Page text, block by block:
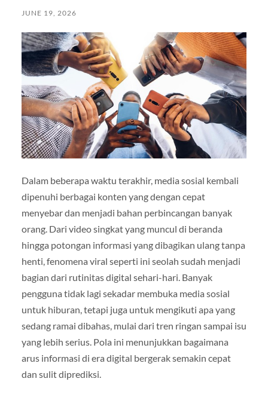
JUNE 19, 2026
Dalam beberapa waktu terakhir, media sosial kembali
dipenuhi berbagai konten yang dengan cepat
menyebar dan menjadi bahan perbincangan banyak
orang. Dari video singkat yang muncul di beranda
hingga potongan informasi yang dibagikan ulang tanpa
henti, fenomena viral seperti ini seolah sudah menjadi
bagian dari rutinitas digital sehari-hari. Banyak
pengguna tidak lagi sekadar membuka media sosial
untuk hiburan, tetapi juga untuk mengikuti apa yang
sedang ramai dibahas, mulai dari tren ringan sampai isu
yang lebih serius. Pola ini menunjukkan bagaimana
arus informasi di era digital bergerak semakin cepat
dan sulit diprediksi.